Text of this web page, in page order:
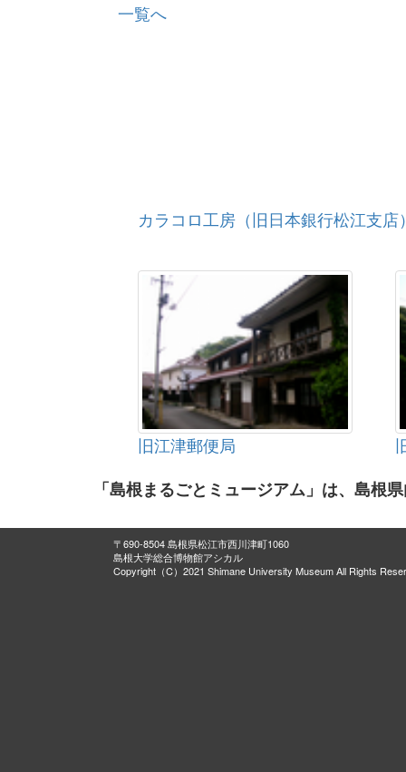
一覧へ
カラコロ工房（旧日本銀行松江支店
旧江津郵便局
「島根まるごとミュージアム」は、島根
〒690-8504 島根県松江市西川津町1060
島根大学総合博物館アシカル
Copyright（C）2021 Shimane University Museum All Rights